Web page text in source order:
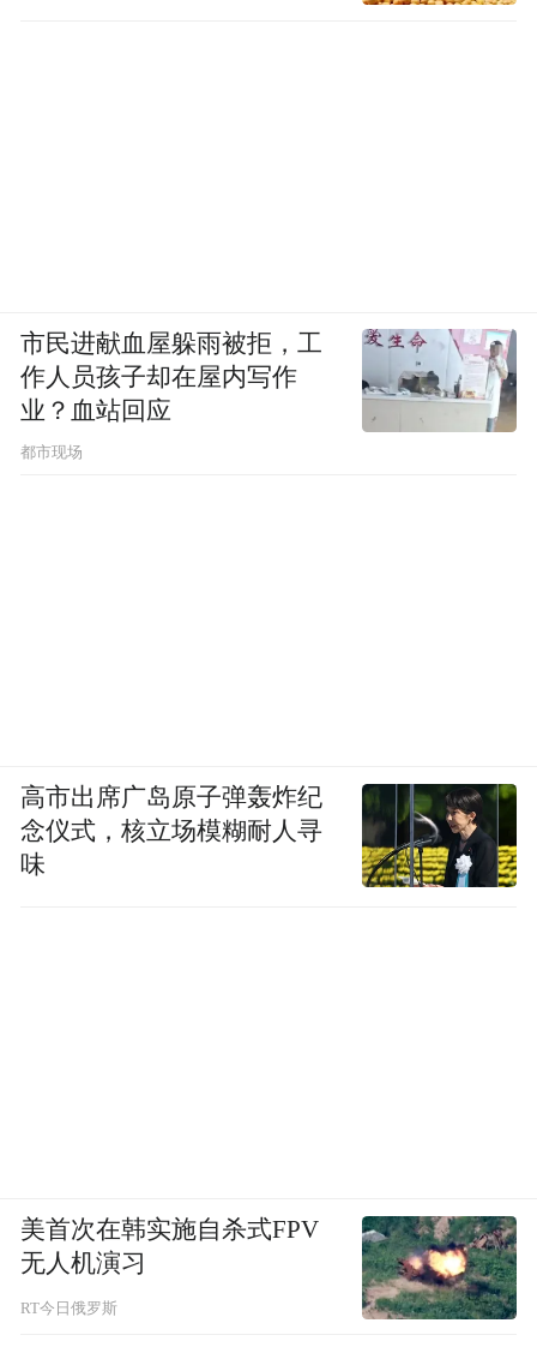
市民进献血屋躲雨被拒，工
作人员孩子却在屋内写作
业？血站回应
都市现场
高市出席广岛原子弹轰炸纪
念仪式，核立场模糊耐人寻
味
美首次在韩实施自杀式FPV
无人机演习
RT今日俄罗斯